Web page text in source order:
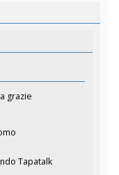
grazie
Tapatalk